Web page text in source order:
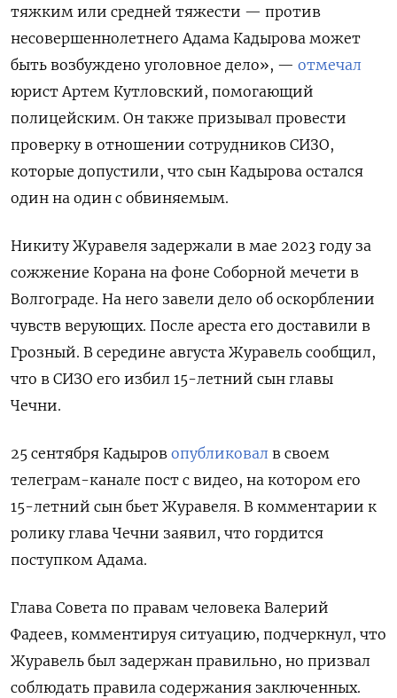
тяжким или средней тяжести — против
несовершеннолетнего Адама Кадырова может
быть возбуждено уголовное дело», — отмечал
юрист Артем Кутловский, помогающий
полицейским. Он также призывал провести
проверку в отношении сотрудников СИЗО,
которые допустили, что сын Кадырова остался
один на один с обвиняемым.
Никиту Журавеля задержали в мае 2023 году за
сожжение Корана на фоне Соборной мечети в
Волгограде. На него завели дело об оскорблении
чувств верующих. После ареста его доставили в
Грозный. В середине августа Журавель сообщил,
что в СИЗО его избил 15-летний сын главы
Чечни.
25 сентября Кадыров опубликовал в своем
телеграм-канале пост с видео, на котором его
15-летний сын бьет Журавеля. В комментарии к
ролику глава Чечни заявил, что гордится
поступком Адама.
Глава Совета по правам человека Валерий
Фадеев, комментируя ситуацию, подчеркнул, что
Журавель был задержан правильно, но призвал
соблюдать правила содержания заключенных.